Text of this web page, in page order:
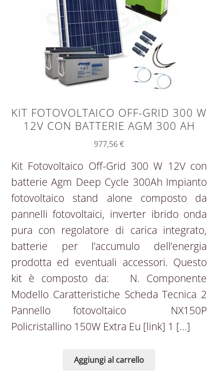
KIT FOTOVOLTAICO OFF-GRID 300 W
12V CON BATTERIE AGM 300 AH
977,56€
Kit Fotovoltaico Off-Grid 300 W 12V con
batterie Agm Deep Cycle 300Ah Impianto
fotovoltaico stand alone composto da
pannelli fotovoltaici, inverter ibrido onda
pura con regolatore di carica integrato,
batterie per l’accumulo dell’energia
prodotta ed eventuali accessori. Questo
kit è composto da: N. Componente
Modello Caratteristiche Scheda Tecnica 2
Pannello fotovoltaico NX150P
Policristallino 150W Extra Eu [link] 1 […]
Aggiungi al carrello